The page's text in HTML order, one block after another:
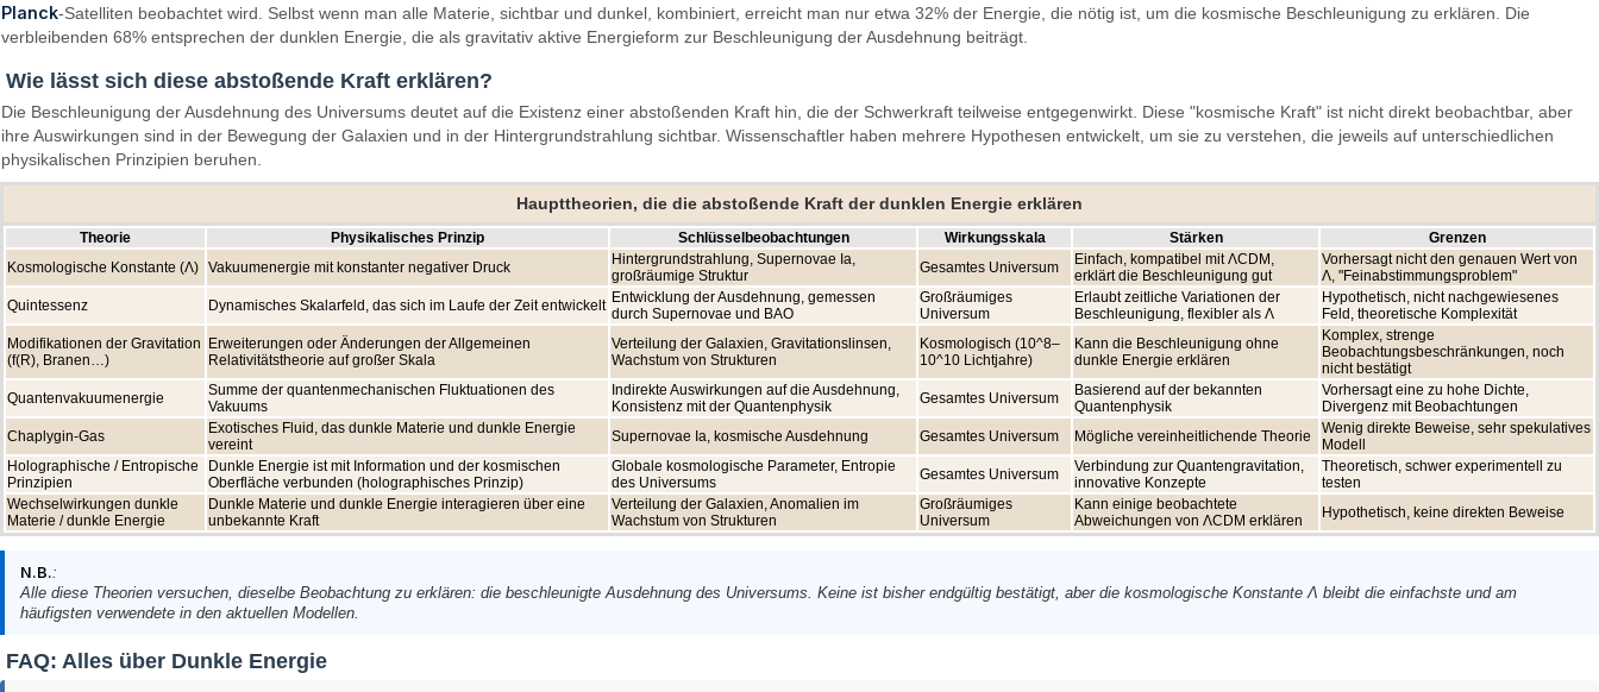
Planck-Satelliten beobachtet wird. Selbst wenn man alle Materie, sichtbar und dunkel, kombiniert, erreicht man nur etwa 32% der Energie, die nötig ist, um die kosmische Beschleunigung zu erklären. Die
verbleibenden 68% entsprechen der dunklen Energie, die als gravitativ aktive Energieform zur Beschleunigung der Ausdehnung beiträgt.
Wie lässt sich diese abstoßende Kraft erklären?
Die Beschleunigung der Ausdehnung des Universums deutet auf die Existenz einer abstoßenden Kraft hin, die der Schwerkraft teilweise entgegenwirkt. Diese "kosmische Kraft" ist nicht direkt beobachtbar, aber
ihre Auswirkungen sind in der Bewegung der Galaxien und in der Hintergrundstrahlung sichtbar. Wissenschaftler haben mehrere Hypothesen entwickelt, um sie zu verstehen, die jeweils auf unterschiedlichen
physikalischen Prinzipien beruhen.
Haupttheorien, die die abstoßende Kraft der dunklen Energie erklären
Theorie Physikalisches Prinzip Schlüsselbeobachtungen Wirkungsskala Stärken
Grenzen
Kosmologische Konstante (Λ) Vakuumenergie mit konstanter negativer Druck
Hintergrundstrahlung, Supernovae Ia,
großräumige Struktur
Gesamtes Universum
Einfach, kompatibel mit ΛCDM,
erklärt die Beschleunigung gut
Vorhersagt nicht den genauen Wert von
Λ, "Feinabstimmungsproblem"
Quintessenz
Dynamisches Skalarfeld, das sich im Laufe der Zeit entwickelt Entwicklung der Ausdehnung, gemessen
durch Supernovae und BAO
Großräumiges
Universum
Erlaubt zeitliche Variationen der
Beschleunigung, flexibler als Λ
Hypothetisch, nicht nachgewiesenes
Feld, theoretische Komplexität
Modifikationen der Gravitation
(f(R), Branen…)
Erweiterungen oder Änderungen der Allgemeinen
Relativitätstheorie auf großer Skala
Verteilung der Galaxien, Gravitationslinsen,
Wachstum von Strukturen
Kosmologisch (10^8–
10^10 Lichtjahre)
Kann die Beschleunigung ohne
dunkle Energie erklären
Komplex, strenge
Beobachtungsbeschränkungen, noch
nicht bestätigt
Quantenvakuumenergie
Summe der quantenmechanischen Fluktuationen des
Vakuums
Indirekte Auswirkungen auf die Ausdehnung,
Konsistenz mit der Quantenphysik
Gesamtes Universum
Basierend auf der bekannten
Quantenphysik
Vorhersagt eine zu hohe Dichte,
Divergenz mit Beobachtungen
Chaplygin-Gas
Exotisches Fluid, das dunkle Materie und dunkle Energie
vereint
Supernovae Ia, kosmische Ausdehnung Gesamtes Universum Mögliche vereinheitlichende Theorie
Wenig direkte Beweise, sehr spekulatives
Modell
Holographische / Entropische
Prinzipien
Dunkle Energie ist mit Information und der kosmischen
Oberfläche verbunden (holographisches Prinzip)
Globale kosmologische Parameter, Entropie
des Universums
Gesamtes Universum
Verbindung zur Quantengravitation,
innovative Konzepte
Theoretisch, schwer experimentell zu
testen
Wechselwirkungen dunkle
Materie / dunkle Energie
Dunkle Materie und dunkle Energie interagieren über eine
unbekannte Kraft
Verteilung der Galaxien, Anomalien im
Wachstum von Strukturen
Großräumiges
Universum
Kann einige beobachtete
Abweichungen von ΛCDM erklären
Hypothetisch, keine direkten Beweise
N.B.:
Alle diese Theorien versuchen, dieselbe Beobachtung zu erklären: die beschleunigte Ausdehnung des Universums. Keine ist bisher endgültig bestätigt, aber die kosmologische Konstante Λ bleibt die einfachste und am
häufigsten verwendete in den aktuellen Modellen.
FAQ: Alles über Dunkle Energie